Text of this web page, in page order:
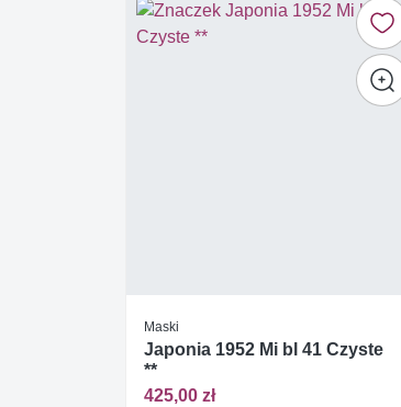
Maski
Japonia 1952 Mi bl 41 Czyste
**
425,00 zł